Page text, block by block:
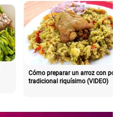
Cómo preparar un arroz con pollo
tradicional riquísimo (VIDEO)